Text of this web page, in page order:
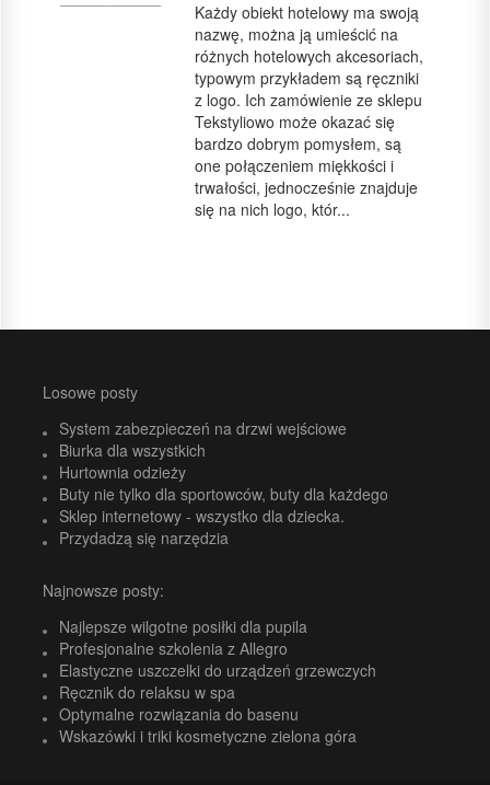
Każdy obiekt hotelowy ma swoją
nazwę, można ją umieścić na
różnych hotelowych akcesoriach,
typowym przykładem są ręczniki
z logo. Ich zamówienie ze sklepu
Tekstyliowo może okazać się
bardzo dobrym pomysłem, są
one połączeniem miękkości i
trwałości, jednocześnie znajduje
się na nich logo, któr...
Losowe posty
System zabezpieczeń na drzwi wejściowe
Biurka dla wszystkich
Hurtownia odzieży
Buty nie tylko dla sportowców, buty dla każdego
Sklep internetowy - wszystko dla dziecka.
Przydadzą się narzędzia
Najnowsze posty:
Najlepsze wilgotne posiłki dla pupila
Profesjonalne szkolenia z Allegro
Elastyczne uszczelki do urządzeń grzewczych
Ręcznik do relaksu w spa
Optymalne rozwiązania do basenu
Wskazówki i triki kosmetyczne zielona góra